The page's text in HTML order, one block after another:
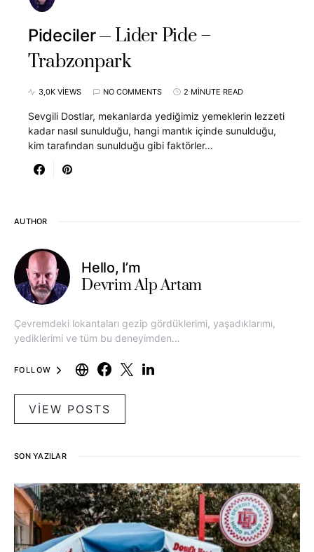
Pideciler
Lider Pide –
Trabzonpark
3,0K VIEWS NO COMMENTS 2 MINUTE READ
Sevgili Dostlar, mekanlarda yediğimiz yemeklerin lezzeti
kadar nasıl sunulduğu, hangi mantık içinde sunulduğu,
kim tarafından sunulduğu gibi faktörler…
AUTHOR
Hello, I’m
Devrim Alp Artam
Çevremdeki lokantaları gezip gördüklerimi, yaşadıklarımı,
yediklerimi ve tüm bu deneyimden…
FOLLOW
VIEW POSTS
SON YAZILAR